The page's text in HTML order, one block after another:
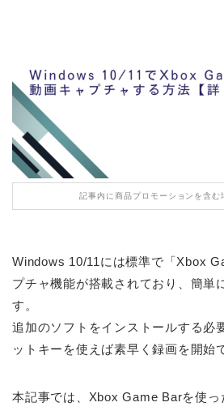
記事内に商品プロモーションを含む
Windows 10/11には標準で「Xbox
プチャ機能が搭載されており、簡単
す。
追加のソフトをインストールする必
ットキーを使えば素早く録画を開始
本記事では、Xbox Game Barを使